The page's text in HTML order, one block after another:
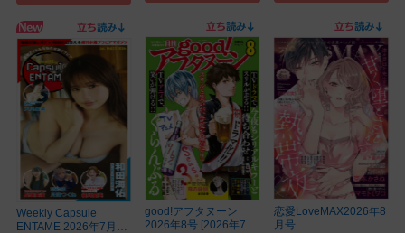
Weekly Capsule
ENTAME 2026年7月16
good!アフタヌーン
2026年8号 [2026年7月
恋愛LoveMAX2026年8
月号